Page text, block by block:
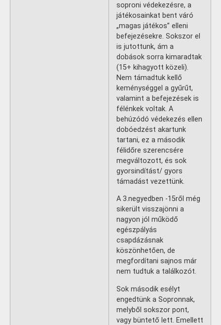
soproni védekezésre, a
játékosainkat bent váró
„magas játékos” elleni
befejezésekre. Sokszor el
is jutottunk, ám a
dobások sorra kimaradtak
(15+ kihagyott közeli).
Nem támadtuk kellő
keménységgel a gyűrűt,
valamint a befejezések is
félénkek voltak. A
behúzódó védekezés ellen
dobóedzést akartunk
tartani, ez a második
félidőre szerencsére
megváltozott, és sok
gyorsindítást/ gyors
támadást vezettünk.
A 3.negyedben -15ről még
sikerült visszajönni a
nagyon jól működő
egészpályás
csapdázásnak
köszönhetően, de
megfordítani sajnos már
nem tudtuk a találkozót.
Sok második esélyt
engedtünk a Sopronnak,
melyből sokszor pont,
vagy büntető lett. Emellett